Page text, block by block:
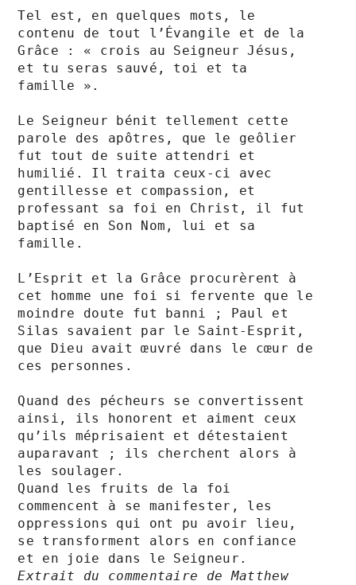
Tel est, en quelques mots, le
contenu de tout l’Évangile et de la
Grâce : « crois au Seigneur Jésus,
et tu seras sauvé, toi et ta
famille ».
Le Seigneur bénit tellement cette
parole des apôtres, que le geôlier
fut tout de suite attendri et
humilié. Il traita ceux-ci avec
gentillesse et compassion, et
professant sa foi en Christ, il fut
baptisé en Son Nom, lui et sa
famille.
L’Esprit et la Grâce procurèrent à
cet homme une foi si fervente que le
moindre doute fut banni ; Paul et
Silas savaient par le Saint-Esprit,
que Dieu avait œuvré dans le cœur de
ces personnes.
Quand des pécheurs se convertissent
ainsi, ils honorent et aiment ceux
qu’ils méprisaient et détestaient
auparavant ; ils cherchent alors à
les soulager.
Quand les fruits de la foi
commencent à se manifester, les
oppressions qui ont pu avoir lieu,
se transforment alors en confiance
Extrait du commentaire de Matthew